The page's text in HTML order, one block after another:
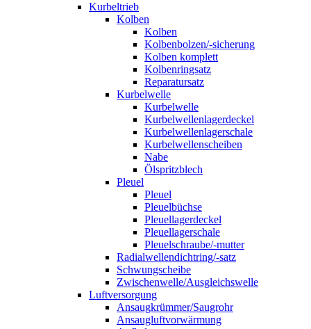
Kurbeltrieb
Kolben
Kolben
Kolbenbolzen/-sicherung
Kolben komplett
Kolbenringsatz
Reparatursatz
Kurbelwelle
Kurbelwelle
Kurbelwellenlagerdeckel
Kurbelwellenlagerschale
Kurbelwellenscheiben
Nabe
Ölspritzblech
Pleuel
Pleuel
Pleuelbüchse
Pleuellagerdeckel
Pleuellagerschale
Pleuelschraube/-mutter
Radialwellendichtring/-satz
Schwungscheibe
Zwischenwelle/Ausgleichswelle
Luftversorgung
Ansaugkrümmer/Saugrohr
Ansaugluftvorwärmung